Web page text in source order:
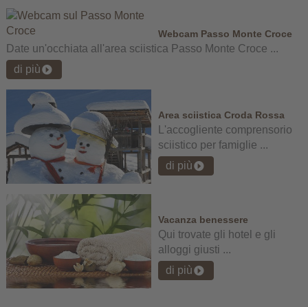
Webcam Passo Monte Croce
Date un'occhiata all'area sciistica Passo Monte Croce ...
di più
Area sciistica Croda Rossa
L'accogliente comprensorio
sciistico per famiglie ...
di più
Vacanza benessere
Qui trovate gli hotel e gli
alloggi giusti ...
di più